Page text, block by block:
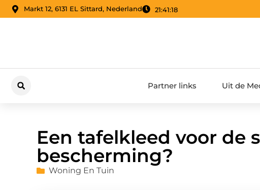
Markt 12, 6131 EL Sittard, Nederland 21:41:19
Partner links Uit de
Een tafelkleed voor de
bescherming?
Woning En Tuin